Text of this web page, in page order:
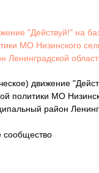
"Действуй!" на
МО Низинского
Ленинградской
движение
политики МО
район
сообщество